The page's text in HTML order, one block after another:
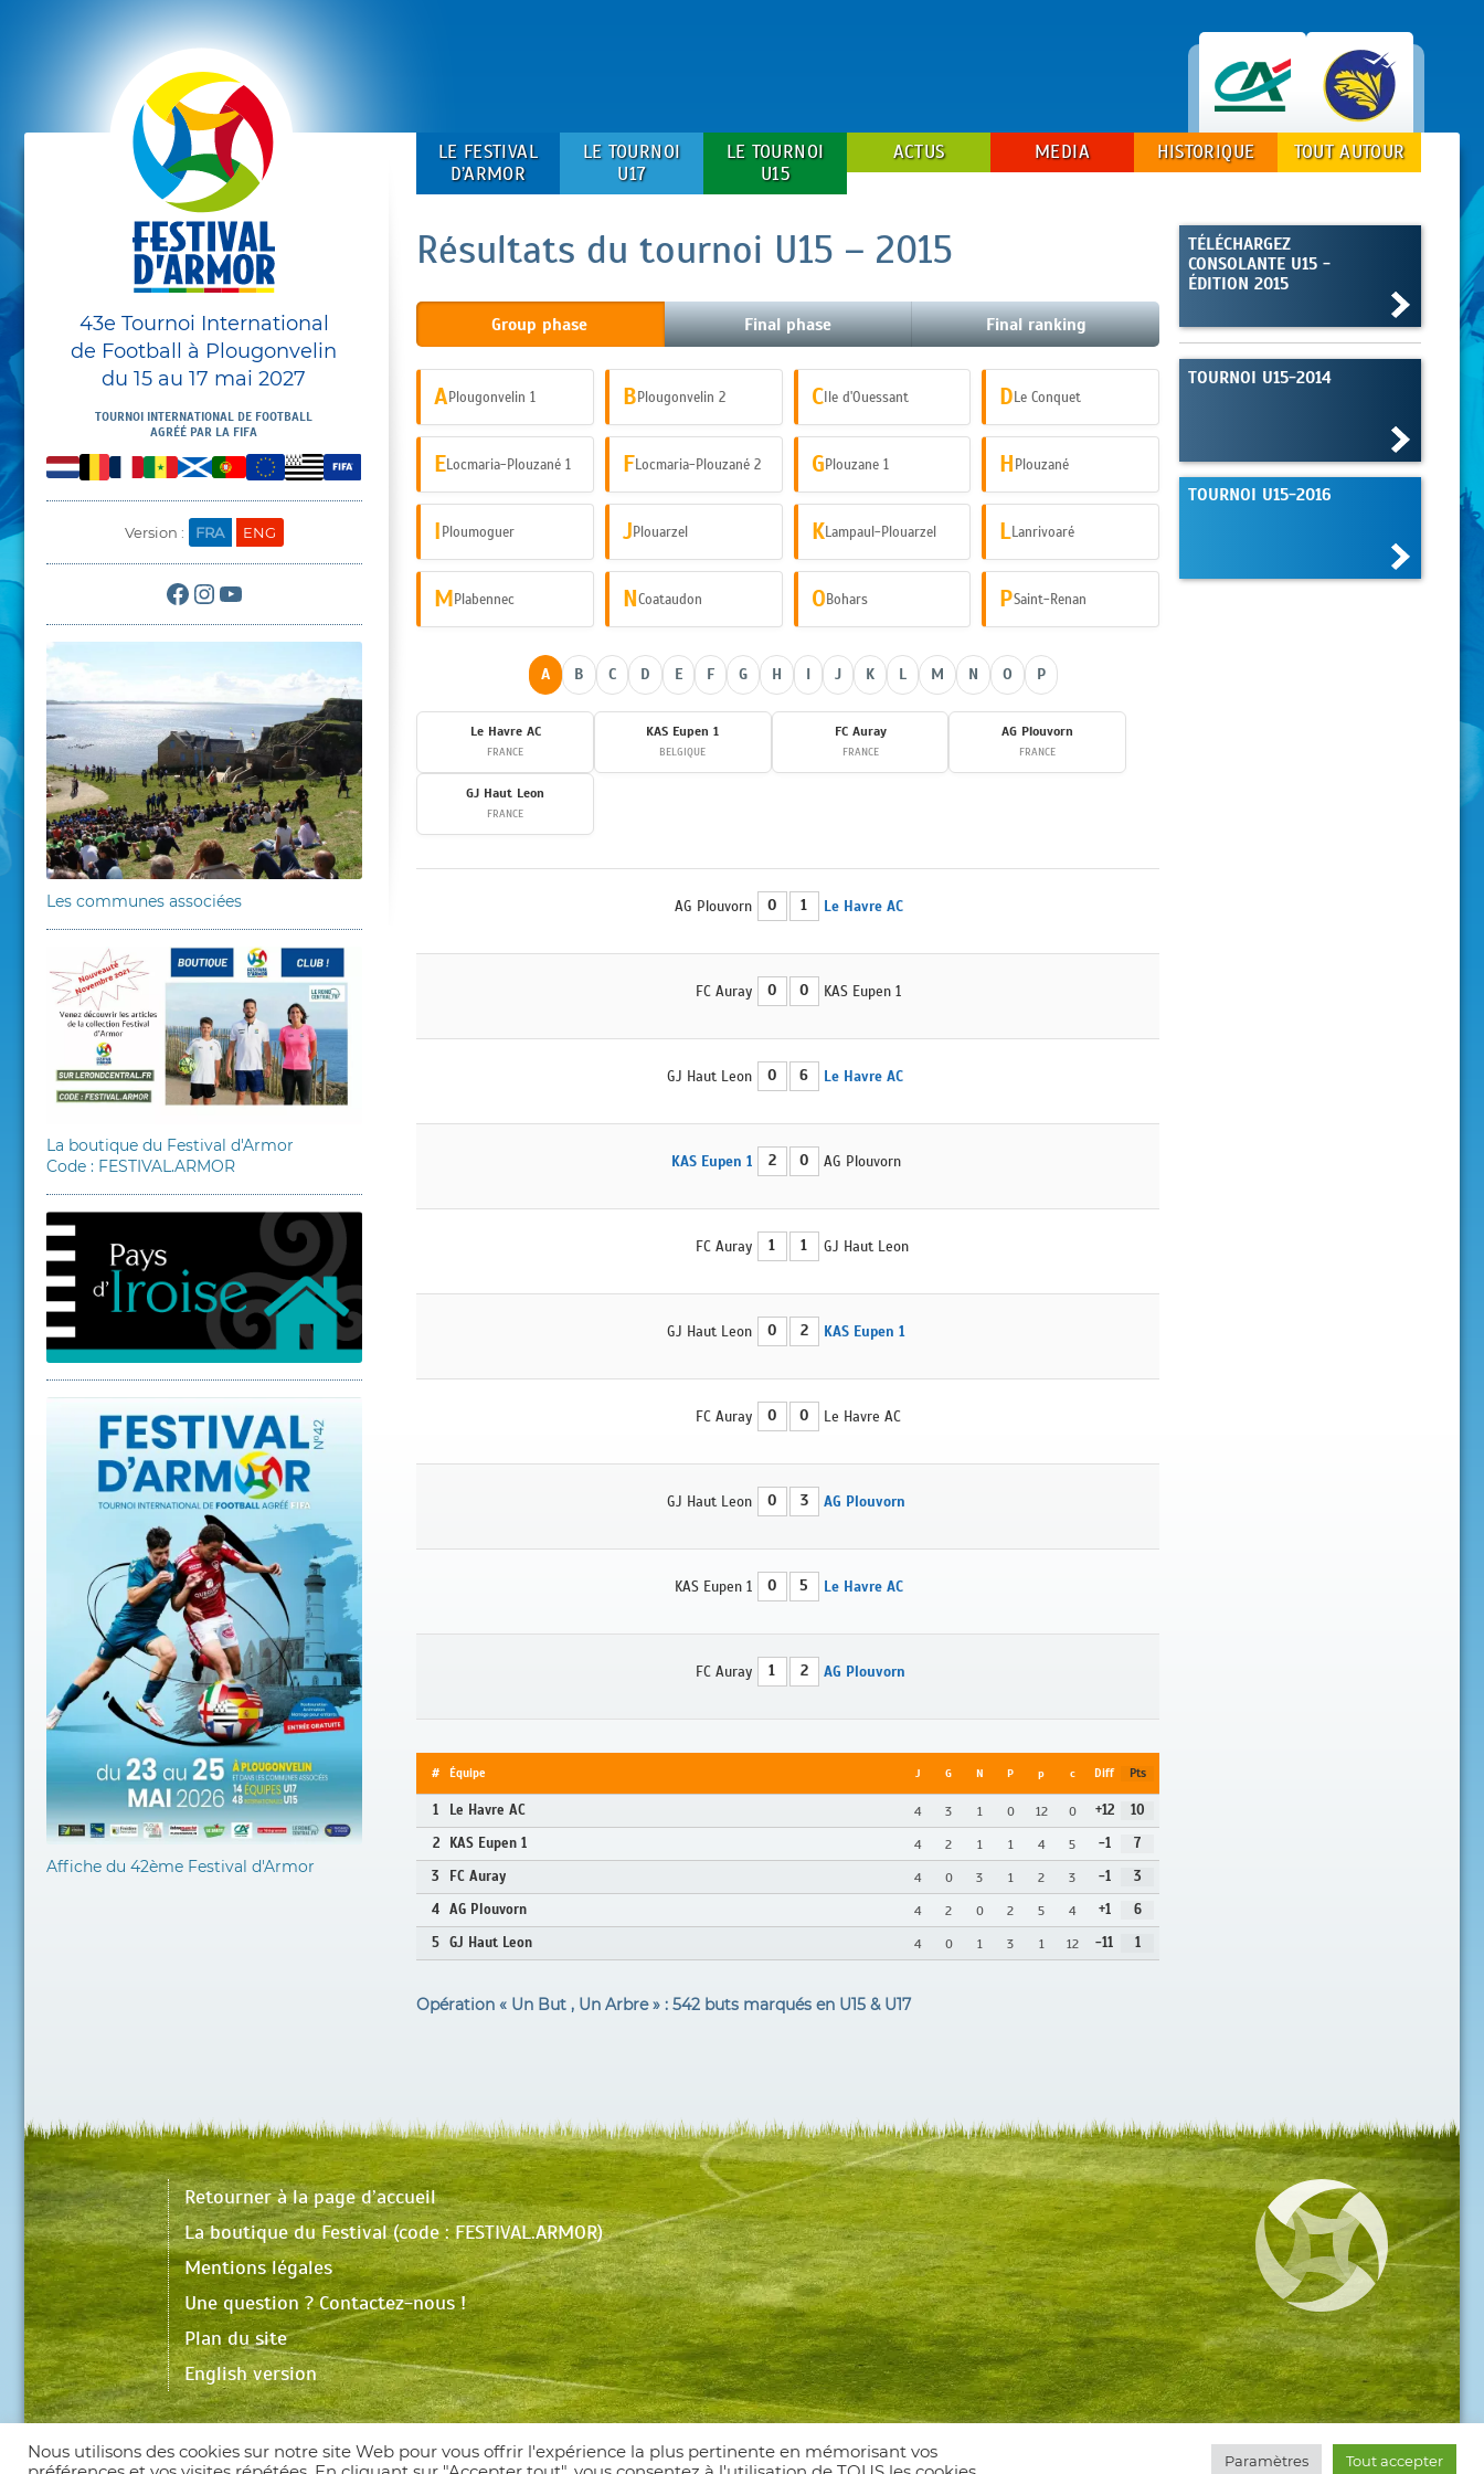
43e Tournoi International
de Football à Plougonvelin
du 15 au 17 mai 2027
TOURNOI INTERNATIONAL DE FOOTBALL
AGRÉÉ PAR LA FIFA
Version : FRA ENG
Facebook
Instagram
Les communes associées
La boutique du Festival d'Armor
Code : FESTIVAL.ARMOR
Affiche du 42ème Festival d'Armor
LE FESTIVAL
D’ARMOR
LE TOURNOI
U17
LE TOURNOI
U15
ACTUS MEDIA HISTORIQUE TOUT AUTOUR
Résultats du tournoi U15 – 2015
Group phase Final phase Final ranking
APlougonvelin 1 BPlougonvelin 2 CIle d'Ouessant DLe Conquet
ELocmaria-Plouzané 1 FLocmaria-Plouzané 2 GPlouzane 1 H Plouzané
I Ploumoguer JPlouarzel KLampaul-Plouarzel LLanrivoaré
MPlabennec NCoataudon OBohars PSaint-Renan
A B C D E F G H I J K L M N O P
Le Havre AC
FRANCE
KAS Eupen 1
BELGIQUE
FC Auray
FRANCE
AG Plouvorn
FRANCE
GJ Haut Leon
FRANCE
AG Plouvorn 0 1 Le Havre AC
FC Auray 0 0 KAS Eupen 1
GJ Haut Leon 0 6 Le Havre AC
KAS Eupen 1 2 0 AG Plouvorn
FC Auray 1 1 GJ Haut Leon
GJ Haut Leon 0 2 KAS Eupen 1
FC Auray 0 0 Le Havre AC
GJ Haut Leon 0 3 AG Plouvorn
KAS Eupen 1 0 5 Le Havre AC
FC Auray 1 2 AG Plouvorn
# Équipe J G N P p c Diff Pts
1 Le Havre AC 4 3 1 0 12 0 +12
10
2
KAS Eupen 1 4 2 1 1 4 5 -1
7
3
FC Auray 4 0 3 1 2 3 -1
3
4 AG Plouvorn 4 2 0 2 5 4 +1
6
5 GJ Haut Leon 4 0 1 3 1 12 -11 1
Opération « Un But , Un Arbre » : 542 buts marqués en U15 & U17
TÉLÉCHARGEZ
CONSOLANTE U15 -
ÉDITION 2015
TOURNOI U15-2014
TOURNOI U15-2016
Retourner à la page d’accueil
La boutique du Festival (code : FESTIVAL.ARMOR)
Mentions légales
Une question ? Contactez-nous !
Plan du site
English version
Nous utilisons des cookies sur notre site Web pour vous offrir l'expérience la plus pertinente en mémorisant vos
Paramètres Tout accepter